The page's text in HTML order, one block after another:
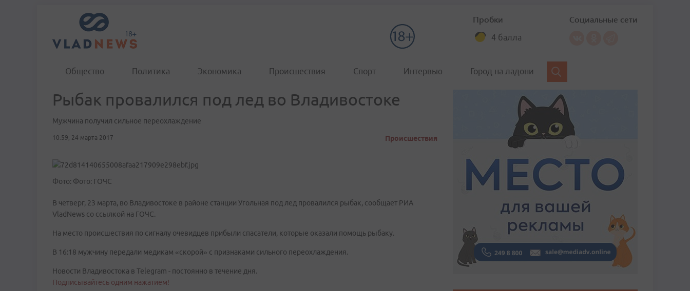
Пробки
4 балла
Социальные сети
Общество Политика Экономика Происшествия Спорт Интервью Город на ладони
Рыбак провалился под лед во Владивостоке
Мужчина получил сильное переохлаждение
10:59, 24 марта 2017 Происшествия
Фото: Фото: ГОЧС
В четверг, 23 марта, во Владивостоке в районе станции Угольная под лед провалился рыбак, сообщает РИА
VladNews со ссылкой на ГОЧС.
На место происшествия по сигналу очевидцев прибыли спасатели, которые оказали помощь рыбаку.
В 16:18 мужчину передали медикам «скорой» с признаками сильного переохлаждения.
Новости Владивостока в Telegram - постоянно в течение дня.
Подписывайтесь одним нажатием!